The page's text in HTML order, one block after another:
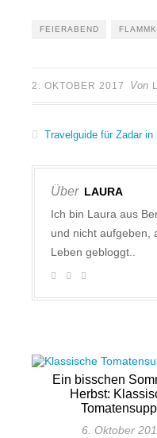
FEIERABEND
2. OKTOBER 2017 Von
Travelguide für Zadar in
Über LAURA
Ich bin Laura aus
und nicht aufgeben,
Leben gebloggt..
Ein bisschen
Herbst:
6. Oktober